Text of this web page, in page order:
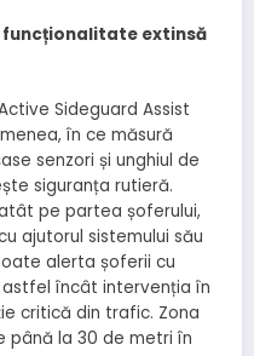
funcționalitate extinsă
Sideguard Assist
în ce măsură
senzori și unghiul de
siguranța rutieră.
pe partea șoferului,
ajutorul sistemului său
alerta șoferii cu
încât intervenția în
critică din trafic. Zona
până la 30 de metri în